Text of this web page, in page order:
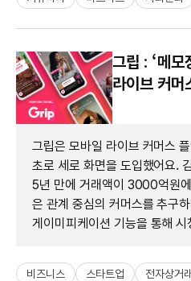
그립 : ‘메모
라이브 커머
그립은 모바일 라이브 커머스
초로 세로 화면을 도입했어요.
5년 만에 거래액이 3000억원
은 관계 중심의 커머스를 추구
게이미피케이션 기능을 통해
비즈니스 스타트업 전자상거